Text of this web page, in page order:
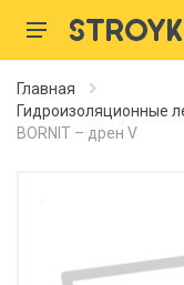
Главная
Гидроизоляционные
BORNIT – дрен V